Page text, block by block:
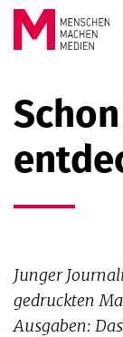
Springe zum
Schon
Junger
gedruckten
Ausgaben: